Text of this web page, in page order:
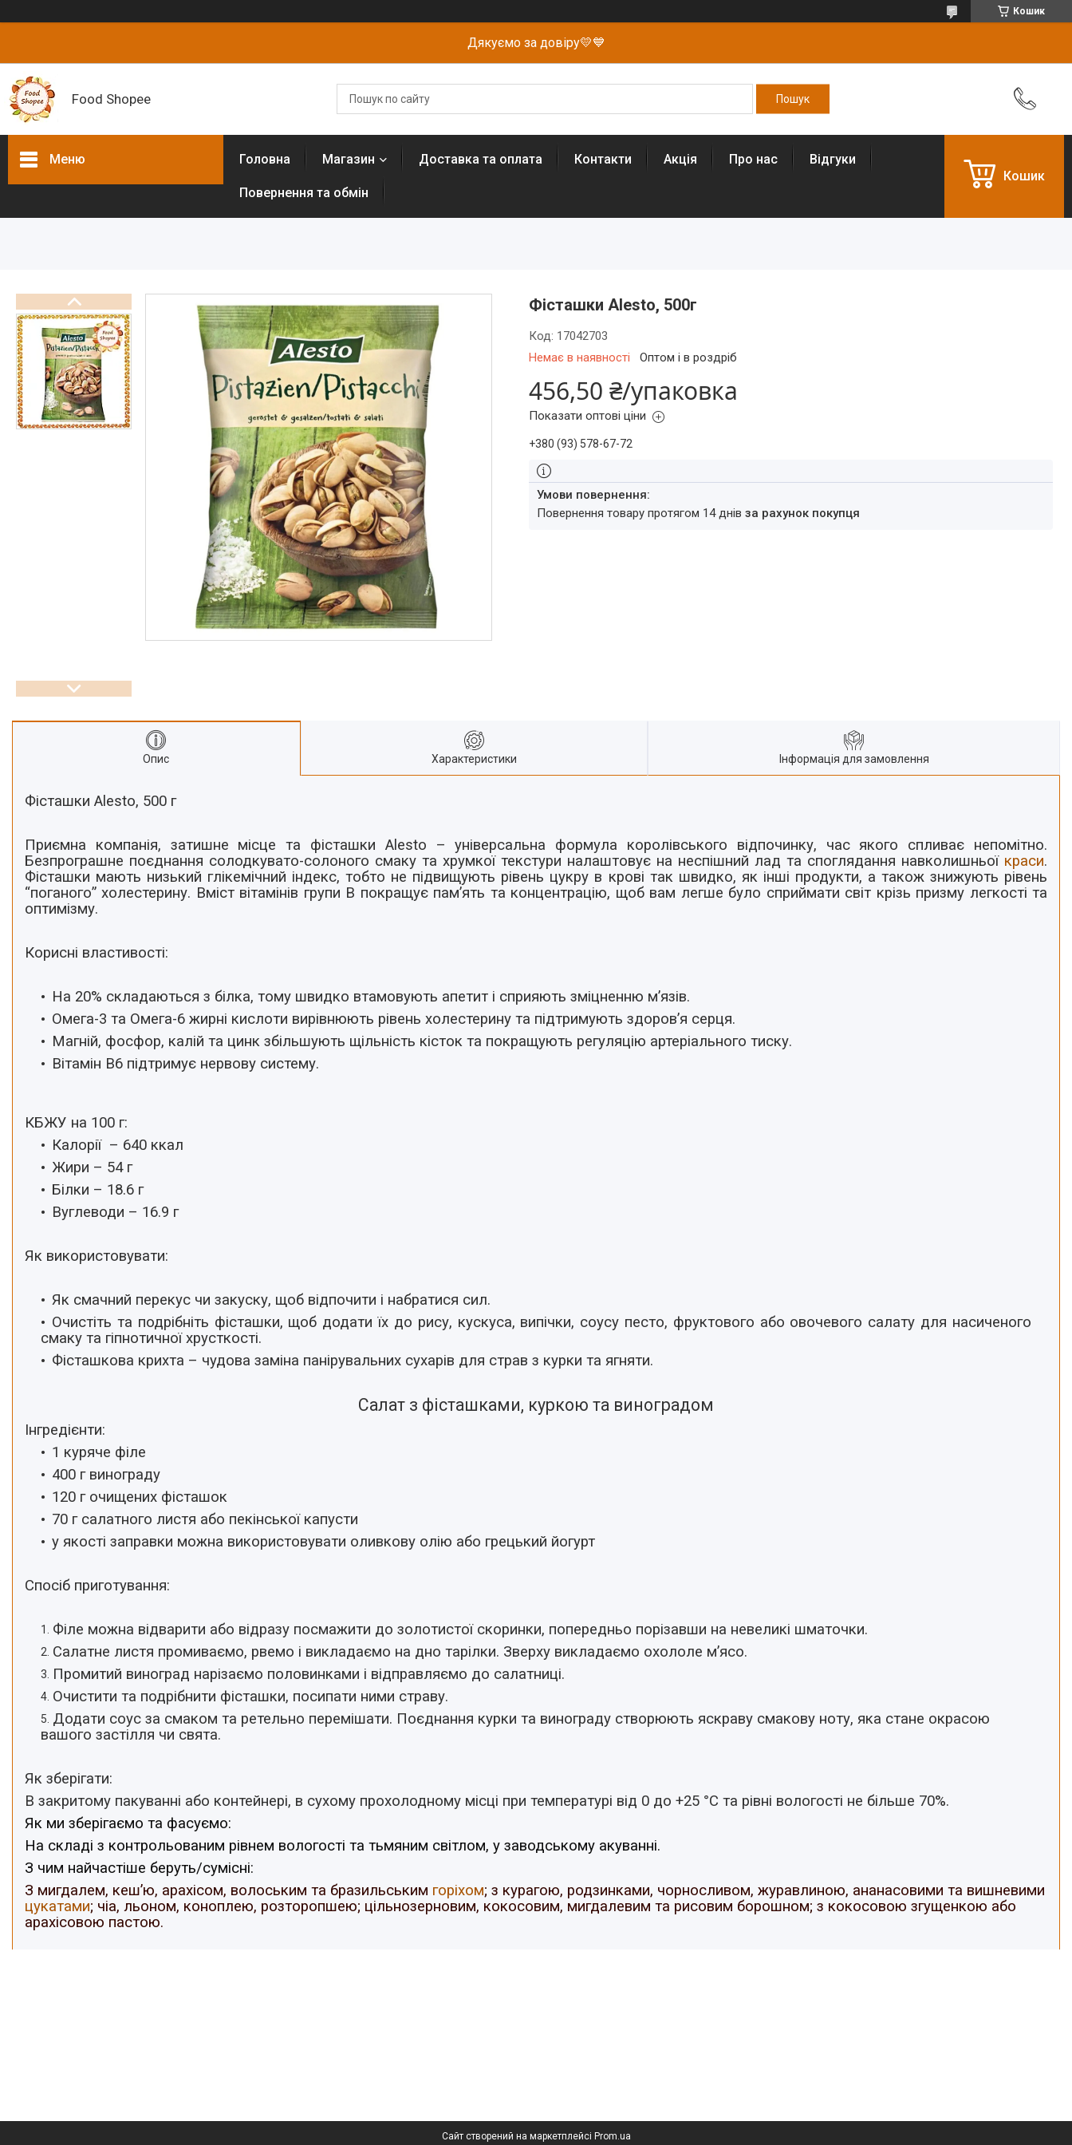
Кошик
Дякуємо за довіру💛💙
Food Shopee
Меню
Борошно різних культур (без
глютенове)
Цукрозамінники,
підсолоджувачі
Суперфуды
Рослинні олії першого
холодного віджиму
Крупи, насіння, бобові
Головна Магазин Доставка та оплата Контакти Акція Про нас Відгуки
Повернення та обмін
Кошик
Фісташки Alesto, 500г
Немає в наявності Оптом і в роздріб
Код: 17042703
456,50 ₴/упаковка
Показати оптові ціни
+380 (93) 578-67-72
повернення товару протягом 14 днів за рахунок покупця
Опис Характеристики Інформація для замовлення
Фісташки Alesto, 500 г
Приємна компанія, затишне місце та фісташки Alesto – універсальна формула королівського відпочинку, час якого спливає непомітно.
Безпрограшне поєднання солодкувато-солоного смаку та хрумкої текстури налаштовує на неспішний лад та споглядання навколишньої краси.
Фісташки мають низький глікемічний індекс, тобто не підвищують рівень цукру в крові так швидко, як інші продукти, а також знижують рівень
“поганого” холестерину. Вміст вітамінів групи В покращує пам’ять та концентрацію, щоб вам легше було сприймати світ крізь призму легкості та
оптимізму.
Корисні властивості:
На 20% складаються з білка, тому швидко втамовують апетит і сприяють зміцненню м’язів.
Омега-3 та Омега-6 жирні кислоти вирівнюють рівень холестерину та підтримують здоров’я серця.
Магній, фосфор, калій та цинк збільшують щільність кісток та покращують регуляцію артеріального тиску.
Вітамін В6 підтримує нервову систему.
КБЖУ на 100 г:
Калорії – 640 ккал
Жири – 54 г
Білки – 18.6 г
Вуглеводи – 16.9 г
Як використовувати:
Як смачний перекус чи закуску, щоб відпочити і набратися сил.
Очистіть та подрібніть фісташки, щоб додати їх до рису, кускуса, випічки, соусу песто, фруктового або овочевого салату для насиченого
смаку та гіпнотичної хрусткості.
Фісташкова крихта – чудова заміна панірувальних сухарів для страв з курки та ягняти.
Салат з фісташками, куркою та виноградом
Інгредієнти:
1 куряче філе
400 г винограду
120 г очищених фісташок
70 г салатного листя або пекінської капусти
у якості заправки можна використовувати оливкову олію або грецький йогурт
Спосіб приготування:
Філе можна відварити або відразу посмажити до золотистої скоринки, попередньо порізавши на невеликі шматочки.
Салатне листя промиваємо, рвемо і викладаємо на дно тарілки. Зверху викладаємо охололе м’ясо.
Промитий виноград нарізаємо половинками і відправляємо до салатниці.
Очистити та подрібнити фісташки, посипати ними страву.
Додати соус за смаком та ретельно перемішати. Поєднання курки та винограду створюють яскраву смакову ноту, яка стане окрасою
вашого застілля чи свята.
Як зберігати:
В закритому пакуванні або контейнері, в сухому прохолодному місці при температурі від 0 до +25 °C та рівні вологості не більше 70%.
Як ми зберігаємо та фасуємо:
На складі з контрольованим рівнем вологості та тьмяним світлом, у заводському акуванні.
З чим найчастіше беруть/cумісні:
З мигдалем, кеш’ю, арахісом, волоським та бразильським горіхом; з курагою, родзинками, чорносливом, журавлиною, ананасовими та вишневими
цукатами; чіа, льоном, коноплею, розторопшею; цільнозерновим, кокосовим, мигдалевим та рисовим борошном; з кокосовою згущенкою або
арахісовою пастою.
Сайт створений на маркетплейсі Prom.ua